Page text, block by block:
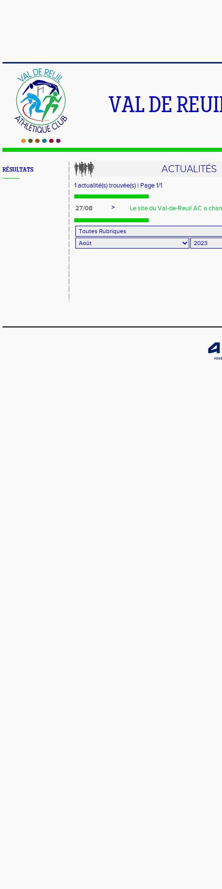
VAL DE
RÉSULTATS ACTUALITÉS
1 actualité(s) trouvée(s) | Page 1/1
27/08 > Le site du Val-de-Reuil AC a